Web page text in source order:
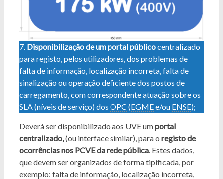
7. Disponibilização de um portal públicocentralizado
para registo, pelos utilizadores, dos problemas de
falta de informação, localização incorreta, falta de
sinalização ou operação deficiente dos postos de
carregamento, com correspondente atuação sobre os
SLA (níveis de serviço) dos OPC (EGMEe/ou ENSE);
Deverá ser disponibilizado aos UVE umportal
centralizado,(ou interface similar), para o registo de
ocorrências nos PCVE da rede pública. Estes dados,
que devem ser organizados de forma tipificada, por
exemplo: falta de informação, localização incorreta,